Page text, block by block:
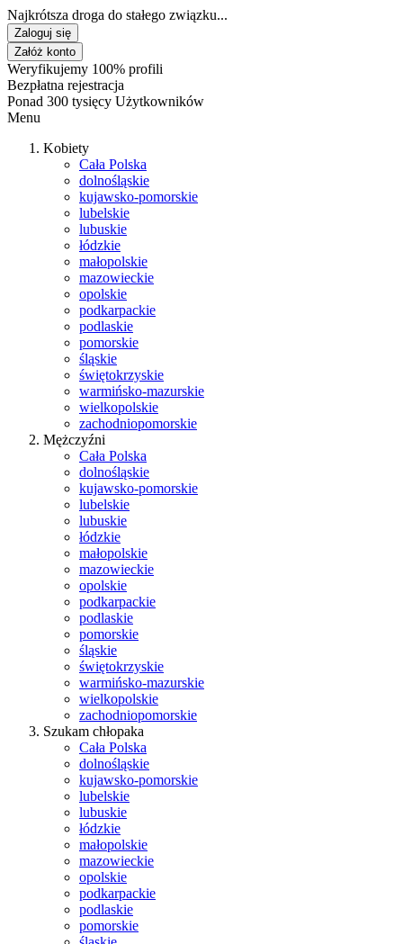
Najkrótsza droga do stałego związku...
Zaloguj się
Załóż konto
Weryfikujemy 100% profili
Bezpłatna rejestracja
Ponad 300 tysięcy Użytkowników
Menu
Kobiety
Cała Polska
dolnośląskie
kujawsko-pomorskie
lubelskie
lubuskie
łódzkie
małopolskie
mazowieckie
opolskie
podkarpackie
podlaskie
pomorskie
śląskie
świętokrzyskie
warmińsko-mazurskie
wielkopolskie
zachodniopomorskie
Mężczyźni
Cała Polska
dolnośląskie
kujawsko-pomorskie
lubelskie
lubuskie
łódzkie
małopolskie
mazowieckie
opolskie
podkarpackie
podlaskie
pomorskie
śląskie
świętokrzyskie
warmińsko-mazurskie
wielkopolskie
zachodniopomorskie
Szukam chłopaka
Cała Polska
dolnośląskie
kujawsko-pomorskie
lubelskie
lubuskie
łódzkie
małopolskie
mazowieckie
opolskie
podkarpackie
podlaskie
pomorskie